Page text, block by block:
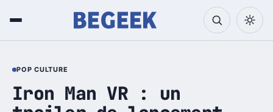
POP CULTURE
Iron Man VR : un